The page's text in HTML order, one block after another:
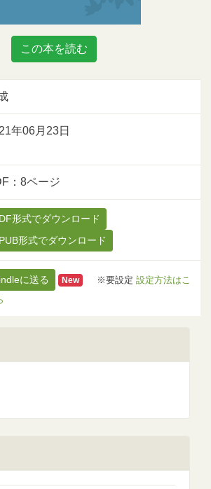
この本を読む
年06月23日
：8ページ
形式でダウンロード
形式でダウンロード
に送る New ※要設定 設定方法はこ